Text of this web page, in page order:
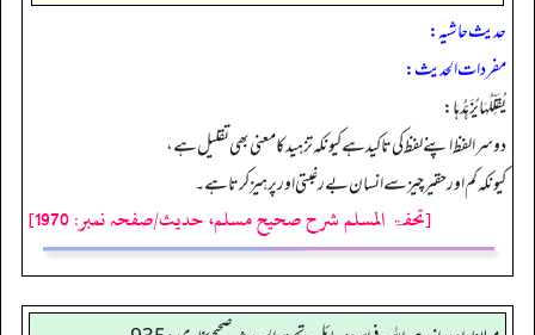
حدیث حاشیہ:
مفردات الحدیث:
يُقَلِّلُهَا يُزَهِّدُهَا:
دوسرا لفظ اپنے لفظ کی تاکید ہے کیونکہ تزهید کا معنی بھی تقلیل ہے،
کیونکہ کم اور حقیر چیز سے انسان بے رغبتی اور پرہیز کرتا ہے۔
[تحفۃ المسلم شرح صحیح مسلم، حدیث/صفحہ نمبر: 1970]